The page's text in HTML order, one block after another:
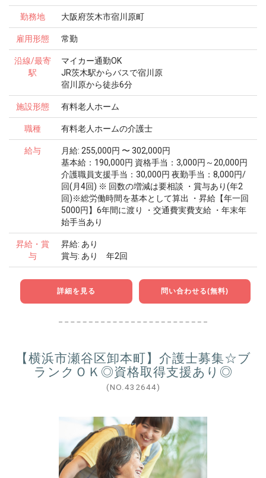
勤務地 大阪府茨木市宿川原町
雇用形態 常勤
沿線/最寄
駅
マイカー通勤OK
JR茨木駅からバスで宿川原
宿川原から徒歩6分
施設形態 有料老人ホーム
職種 有料老人ホームの介護士
給与
月給: 255,000円 〜 302,000円
基本給：190,000円 資格手当：3,000円～20,000円
介護職員支援手当：30,000円 夜勤手当：8,000円/
回(月4回) ※ 回数の増減は要相談 ・賞与あり(年2
回)※総労働時間を基本として算出 ・昇給【年一回
5000円】6年間に渡り ・交通費実費支給 ・年末年
始手当あり
昇給・賞
与
昇給: あり
賞与: あり 年2回
詳細を見る 問い合わせる(無料)
【横浜市瀬谷区卸本町】介護士募集☆ブ
ランクＯＫ◎資格取得支援あり◎
(NO.432644)